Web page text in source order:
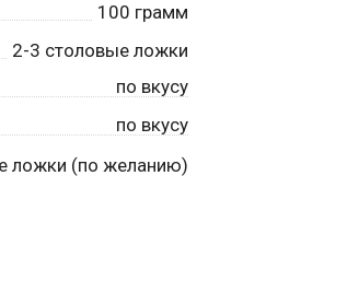
100 грамм
2-3 столовые ложки
по вкусу
по вкусу
ложки (по желанию)